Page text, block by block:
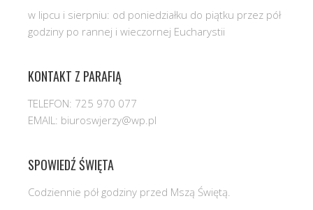
w lipcu i sierpniu: od poniedziałku do piątku przez pół
godziny po rannej i wieczornej Eucharystii
KONTAKT Z PARAFIĄ
TELEFON: 725 970 077
EMAIL: biuroswjerzy@wp.pl
SPOWIEDŹ ŚWIĘTA
Codziennie pół godziny przed Mszą Świętą.